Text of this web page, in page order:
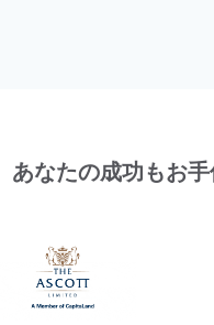
なたの成功もお手